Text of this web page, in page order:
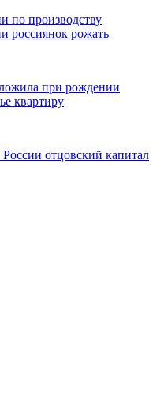
по производству
россиянок рожать
при рождении
квартиру
отцовский капитал